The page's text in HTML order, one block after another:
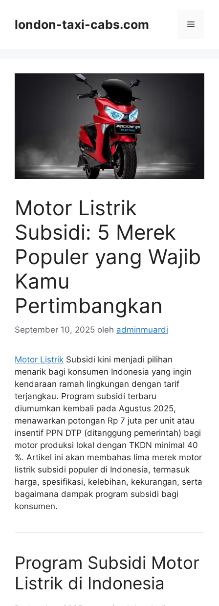
london-taxi-cabs.com Menu
Motor Listrik
Subsidi: 5 Merek
Populer yang Wajib
Kamu
Pertimbangkan
September 10, 2025 oleh adminmuardi
Motor Listrik Subsidi kini menjadi pilihan
menarik bagi konsumen Indonesia yang ingin
kendaraan ramah lingkungan dengan tarif
terjangkau. Program subsidi terbaru
diumumkan kembali pada Agustus 2025,
menawarkan potongan Rp 7 juta per unit atau
insentif PPN DTP (ditanggung pemerintah) bagi
motor produksi lokal dengan TKDN minimal 40
%. Artikel ini akan membahas lima merek motor
listrik subsidi populer di Indonesia, termasuk
harga, spesifikasi, kelebihan, kekurangan, serta
bagaimana dampak program subsidi bagi
konsumen.
Program Subsidi Motor
Listrik di Indonesia